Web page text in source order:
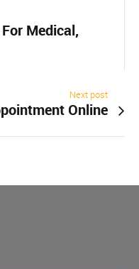
Medical,
Next post
Online